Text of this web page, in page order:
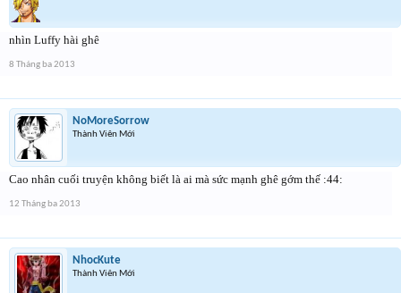
nhìn Luffy hài ghê
8 Tháng ba 2013
NoMoreSorrow
Thành Viên Mới
Cao nhân cuối truyện không biết là ai mà sức mạnh ghê gớm thế :44:
12 Tháng ba 2013
NhocKute
Thành Viên Mới